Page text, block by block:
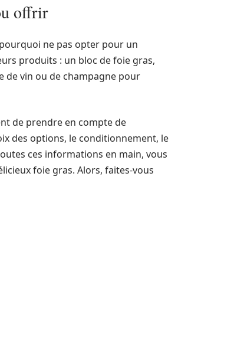
offrir
ne pas opter pour un
produits : un bloc de foie gras,
de vin ou de champagne pour
de prendre en compte de
des options, le conditionnement, le
ces informations en main, vous
foie gras. Alors, faites-vous